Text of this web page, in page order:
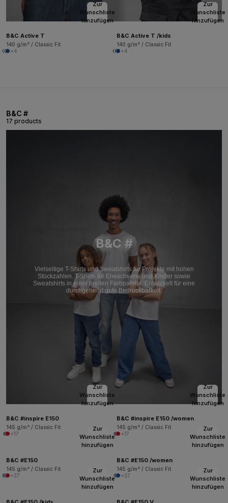
Zur
Wunschliste
hinzufügen
B&C Active T
140 g/m² / Classic Fit
+4
Zur
Wunschliste
hinzufügen
B&C Active T /kids
140 g/m² / Classic Fit
+4
B&C #
17 products
B&C #
Vielseitige T-Shirts und Sweatshirts für Projekte mit hohen
Stückzahlen. T-Shirts für Erwachsene und Kinder sowie
Sweatshirts in einer breiten Farbpalette. Entwickelt für eine
durchgehend gute Bedruckbarkeit.
Zur
Wunschliste
hinzufügen
B&C #inspire E150
145 g/m² / Classic Fit
+17
Zur
Wunschliste
hinzufügen
B&C #inspire E150 /women
145 g/m² / Classic Fit
+17
Zur
Wunschliste
hinzufügen
B&C #E150
145 g/m² / Classic Fit
+37
Zur
Wunschliste
hinzufügen
B&C #E150 /women
145 g/m² / Classic Fit
+37
Zur
Wunschliste
hinzufügen
Zur
Wunschliste
hinzufügen